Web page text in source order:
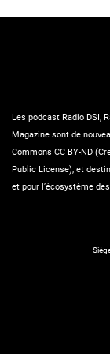
Les podcast Radio DSI,
Magazine sont de
Commons CC BY-ND
Public License), et
et pour l’écosystème